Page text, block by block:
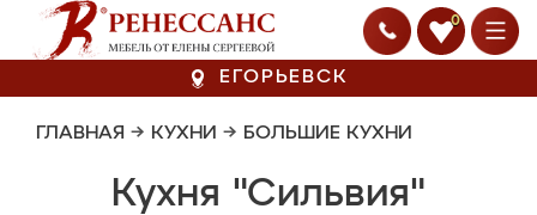
0
ЕГОРЬЕВСК
ГЛАВНАЯ → КУХНИ → БОЛЬШИЕ КУХНИ
Кухня "Сильвия"